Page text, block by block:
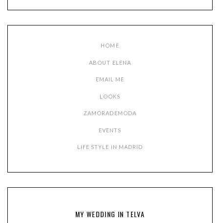
HOME
ABOUT ELENA
EMAIL ME
LOOKS
ZAMORADEMODA
EVENTS
LIFE STYLE IN MADRID
MY WEDDING IN TELVA